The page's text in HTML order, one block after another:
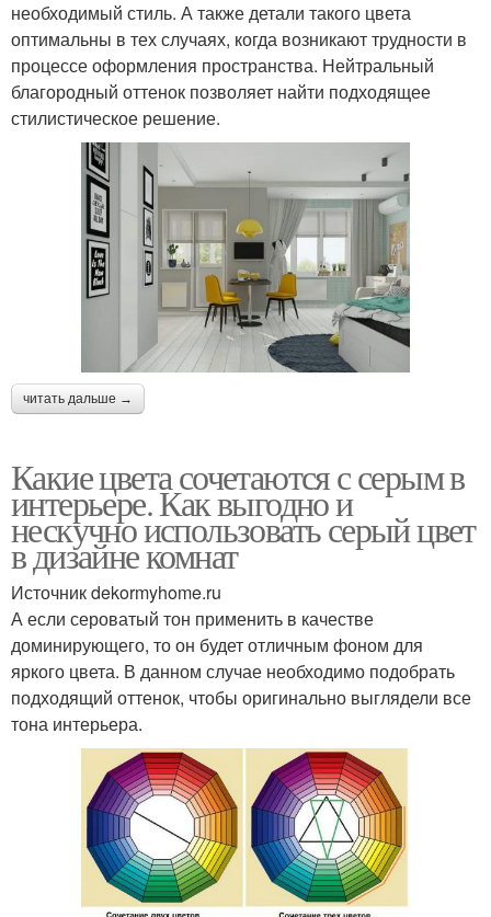
необходимый стиль. А также детали такого цвета
оптимальны в тех случаях, когда возникают трудности в
процессе оформления пространства. Нейтральный
благородный оттенок позволяет найти подходящее
стилистическое решение.
читать дальше →
Какие цвета сочетаются с серым в
интерьере. Как выгодно и
нескучно использовать серый цвет
в дизайне комнат
Источник dekormyhome.ru
А если сероватый тон применить в качестве
доминирующего, то он будет отличным фоном для
яркого цвета. В данном случае необходимо подобрать
подходящий оттенок, чтобы оригинально выглядели все
тона интерьера.